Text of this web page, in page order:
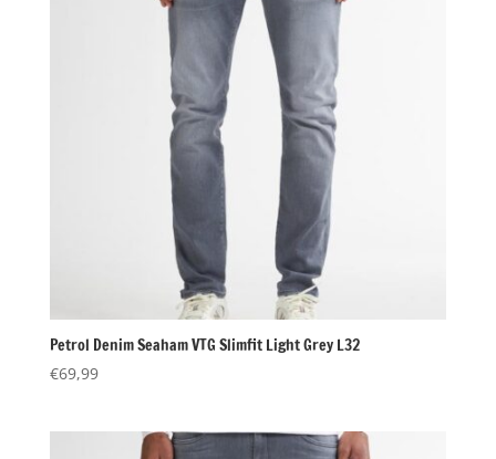
Petrol Denim Seaham VTG Slimfit Light Grey L32
€69,99